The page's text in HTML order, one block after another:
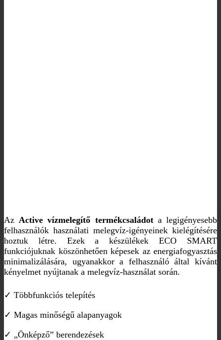
Az Active vízmelegítő termékcsaládota legigényesebb
felhasználók használati melegvíz-igényeinek kielégítésére
hoztuk létre. Ezek a készülékek ECO SMART
funkciójuknak köszönhetően képesek az energiafogyasztás
minimalizálására, ugyanakkor a felhasználó által kívánt
kényelmet nyújtanak a melegvíz-használat során.
✓ Többfunkciós telepítés
✓ Magas minőségű alapanyagok
✓ „Önképző” berendezések